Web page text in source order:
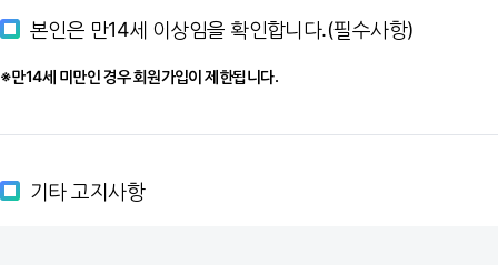
제13조 (이용자의 의무 및 정보보안)
① 이용자는 서비스를 이용하면서 다음과 같은 행위를 하지 않기로 동의하
2. 그 외의 의무사항들은 서울시 홈페이지 이용약관 제14조를 준수합니다.
본인은 만14세 이상임을 확인합니다.(필수사항)
※만14세 미만인 경우 회원가입이 제한됩니다.
기타 고지사항